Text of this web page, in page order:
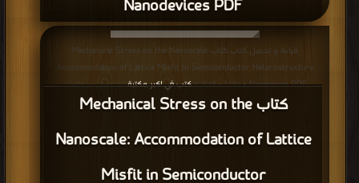
Nanodevices PDF
كتاب Mechanical Stress on the
Nanoscale: Accommodation of Lattice
Misfit in Semiconductor
قراءة و تحميل كتاب كتاب Mechanical Stress on the Nanoscale:
Accommodation of Lattice Misfit in Semiconductor Heterostructure
Nanowires PDF مجانا | مكتبة >
كتب في اكبر مكتبة| التحميل : مرة/مرات